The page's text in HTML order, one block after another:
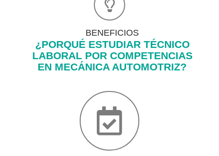
BENEFICIOS
¿PORQUÉ ESTUDIAR TÉCNICO
LABORAL POR COMPETENCIAS
EN MECÁNICA AUTOMOTRIZ?